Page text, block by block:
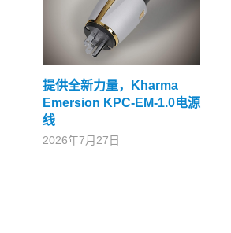
提供全新力量，Kharma
Emersion KPC-EM-1.0电源
线
2026年7月27日